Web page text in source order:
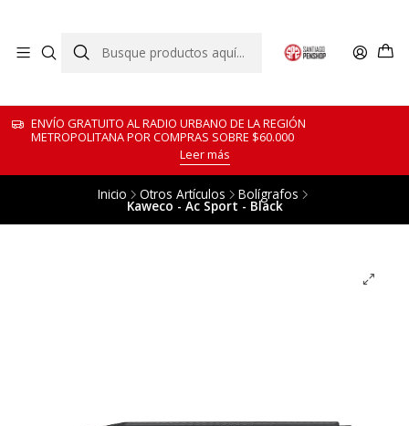
ENVÍO GRATUITO AL RADIO URBANO DE LA REGIÓN
METROPOLITANA POR COMPRAS SOBRE $60.000
Leer más
Inicio Otros Artículos Bolígrafos
Kaweco - Ac Sport - Black